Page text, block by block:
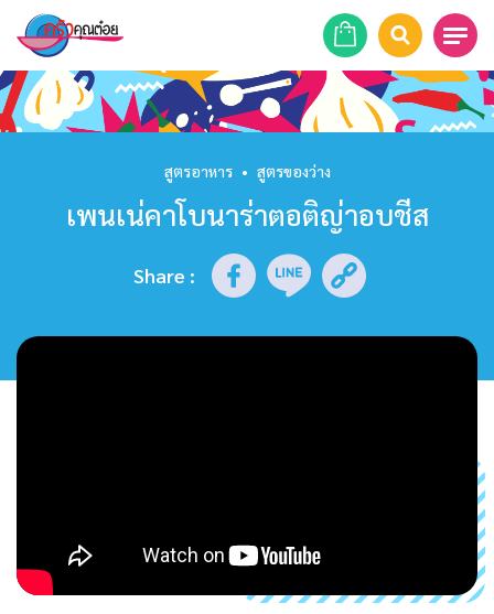
หน้าแรก
ร้านอาหาร
รายการย้อนหลัง
สูตรอาหาร • สูตรของว่าง
เพนเน่คาโบนาร่าตอติญ่าอบชีส
Share :